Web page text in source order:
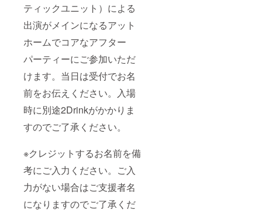
ティックユニット）による
出演がメインになるアット
ホームでコアなアフター
パーティーにご参加いただ
けます。当日は受付でお名
前をお伝えください。入場
時に別途2Drinkがかかりま
すのでご了承ください。
※クレジットするお名前を備
考にご入力ください。ご入
力がない場合はご支援者名
になりますのでご了承くだ